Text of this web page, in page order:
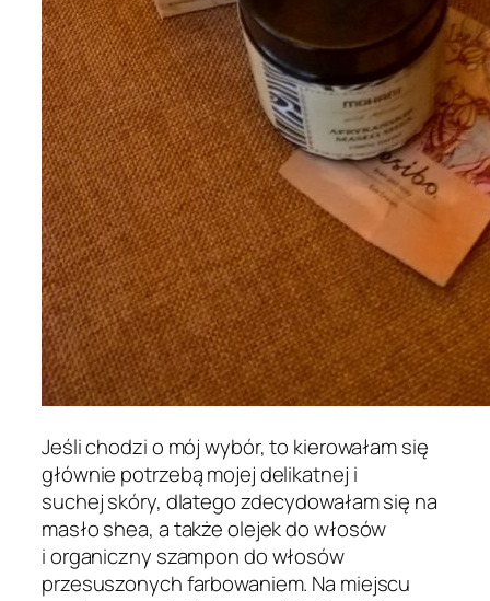
Jeśli chodzi o mój wybór, to kierowałam się
głównie potrzebą mojej delikatnej i
suchej skóry, dlatego zdecydowałam się na
masło shea, a także olejek do włosów
i organiczny szampon do włosów
przesuszonych farbowaniem. Na miejscu